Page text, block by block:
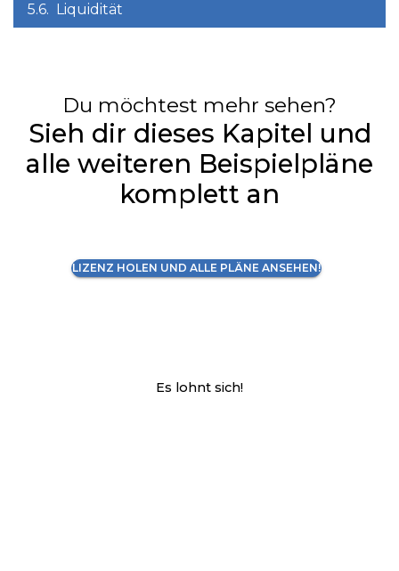
5.6. Liquidität
Du möchtest mehr sehen?
Sieh dir dieses Kapitel und
alle weiteren Beispielpläne
komplett an
LIZENZ HOLEN UND ALLE PLÄNE ANSEHEN!
Es lohnt sich!